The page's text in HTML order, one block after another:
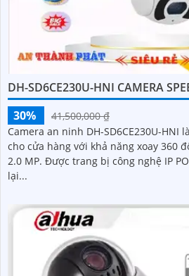
DH-SD6CE230U-HNI CAMERA
30%
41,500,000 ₫
Camera an ninh DH-SD6CE230U-HNI
cho cửa hàng với khả năng xoay 360
2.0 MP. Được trang bị công nghệ IP POE, camera này mang
lại...